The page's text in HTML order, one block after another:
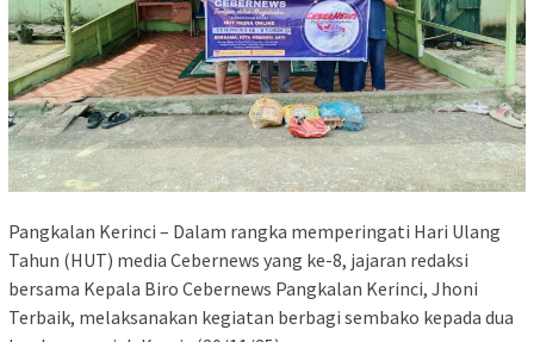
Pangkalan Kerinci – Dalam rangka memperingati Hari Ulang
Tahun (HUT) media Cebernews yang ke-8, jajaran redaksi
bersama Kepala Biro Cebernews Pangkalan Kerinci, Jhoni
Terbaik, melaksanakan kegiatan berbagi sembako kepada dua